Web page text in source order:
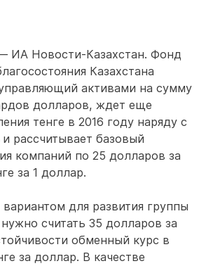
ИА Новости-Казахстан. Фонд
Казахстана
активами на сумму
долларов, ждет еще
тенге в 2016 году наряду с
рассчитывает базовый
компаний по 25 долларов за
за 1 доллар.
для развития группы
считать 35 долларов за
обменный курс в
за доллар. В качестве